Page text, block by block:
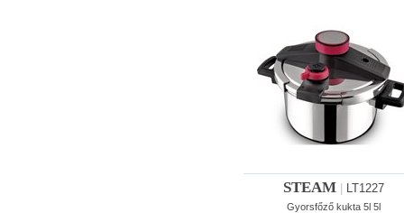
STEAM LT1227
Gyorsfőző kukta 5l 5l